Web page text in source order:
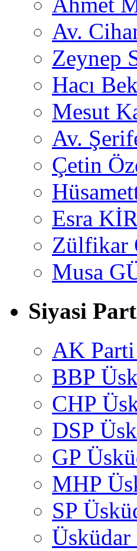
Av.
Zeynep
Hacı
Mesut
Av.
Çetin
Esra
Zülfikar
Musa
Siyasi
AK
BBP
CHP
DSP
GP
MHP
SP
Üsküdar